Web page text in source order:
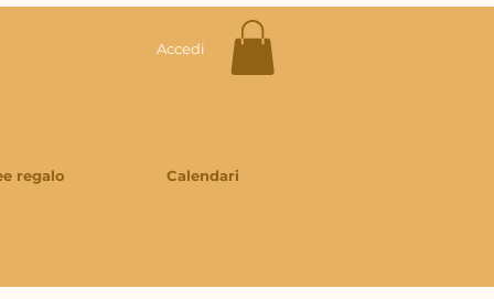
Accedi
regalo Calendari